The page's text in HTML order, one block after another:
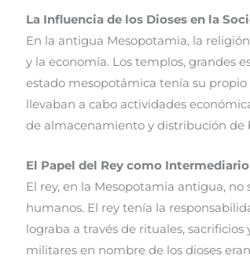
La Influencia de los Dioses en la
En la antigua Mesopotamia, la
y la economía. Los templos, grandes
estado mesopotámica tenía su
llevaban a cabo actividades
de almacenamiento y distribución de
El Papel del Rey como
El rey, en la Mesopotamia antigua,
humanos. El rey tenía la
lograba a través de rituales,
militares en nombre de los dioses